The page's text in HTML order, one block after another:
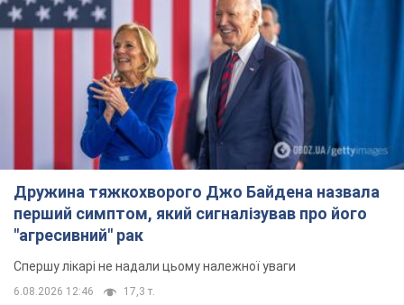
Дружина тяжкохворого Джо Байдена назвала
перший симптом, який сигналізував про його
"агресивний" рак
Спершу лікарі не надали цьому належної уваги
6.08.2026 12:46 17,3 т.